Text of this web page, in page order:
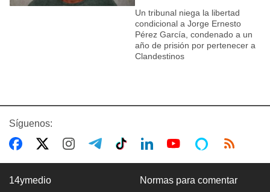
Un tribunal niega la libertad
condicional a Jorge Ernesto
Pérez García, condenado a un
año de prisión por pertenecer a
Clandestinos
Síguenos:
14ymedio Normas para comentar